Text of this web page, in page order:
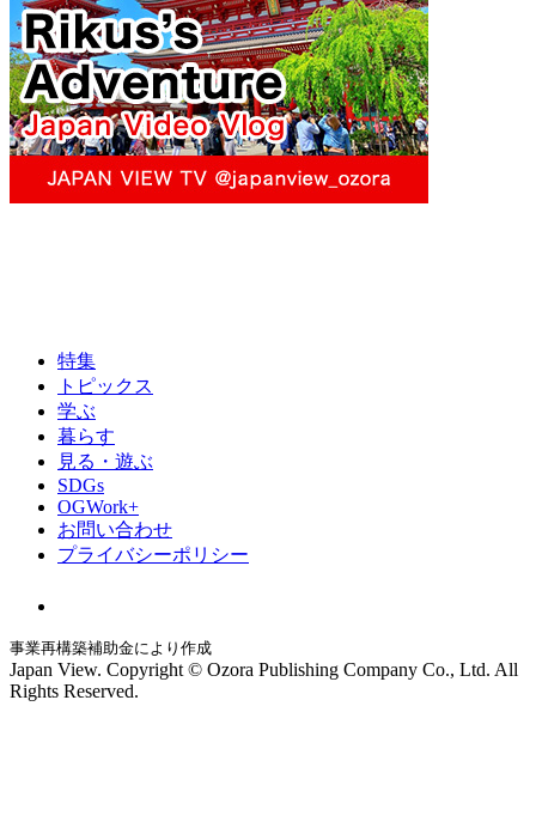
特集
トピックス
学ぶ
暮らす
見る・遊ぶ
SDGs
OGWork+
お問い合わせ
プライバシーポリシー
事業再構築補助金により作成
Japan View. Copyright © Ozora Publishing Company Co., Ltd. All
Rights Reserved.